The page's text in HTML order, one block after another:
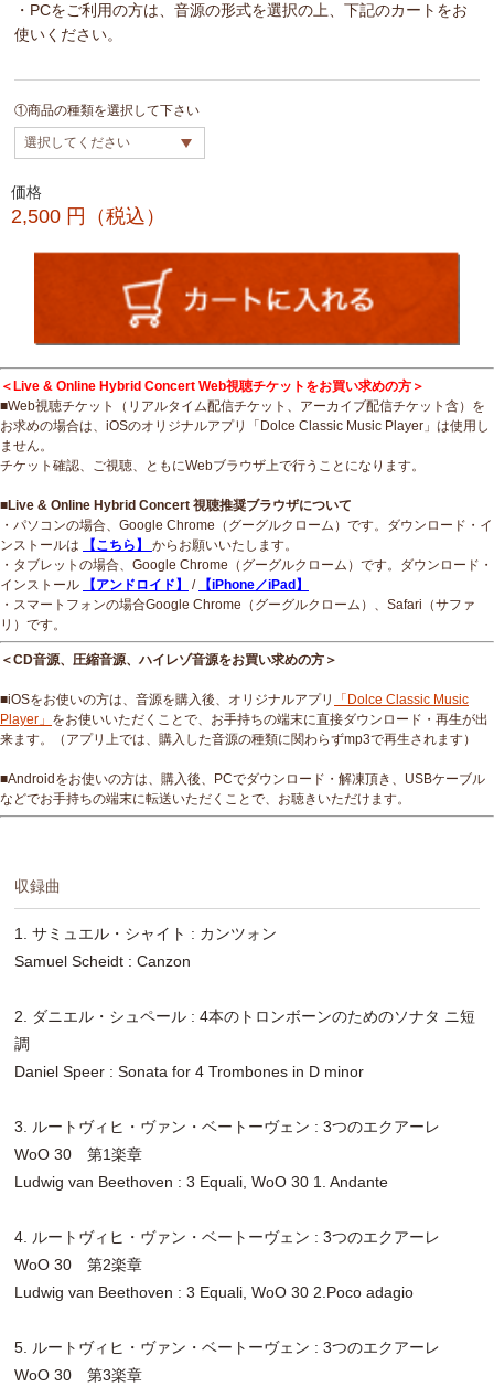
・PCをご利用の方は、音源の形式を選択の上、下記のカートをお
使いください。
①商品の種類を選択して下さい
価格
2,500 円（税込）
＜Live & Online Hybrid Concert Web視聴チケットをお買い求めの方＞
■Web視聴チケット（リアルタイム配信チケット、アーカイブ配信チケット含）を
お求めの場合は、iOSのオリジナルアプリ「Dolce Classic Music Player」は使用し
ません。
チケット確認、ご視聴、ともにWebブラウザ上で行うことになります。
■Live & Online Hybrid Concert 視聴推奨ブラウザについて
・パソコンの場合、Google Chrome（グーグルクローム）です。ダウンロード・イ
ンストールは
【こちら】
からお願いいたします。
・タブレットの場合、Google Chrome（グーグルクローム）です。ダウンロード・
インストール
【アンドロイド】 /
【iPhone／iPad】
・スマートフォンの場合Google Chrome（グーグルクローム）、Safari（サファ
リ）です。
＜CD音源、圧縮音源、ハイレゾ音源をお買い求めの方＞
■iOSをお使いの方は、音源を購入後、オリジナルアプリ
「Dolce Classic Music
Player」 をお使いいただくことで、お手持ちの端末に直接ダウンロード・再生が出
来ます。（アプリ上では、購入した音源の種類に関わらずmp3で再生されます）
■Androidをお使いの方は、購入後、PCでダウンロード・解凍頂き、USBケーブル
などでお手持ちの端末に転送いただくことで、お聴きいただけます。
収録曲
1. サミュエル・シャイト : カンツォン
Samuel Scheidt : Canzon
2. ダニエル・シュペール : 4本のトロンボーンのためのソナタ ニ短
調
Daniel Speer : Sonata for 4 Trombones in D minor
3. ルートヴィヒ・ヴァン・ベートーヴェン : 3つのエクアーレ
WoO 30 第1楽章
Ludwig van Beethoven : 3 Equali, WoO 30 1. Andante
4. ルートヴィヒ・ヴァン・ベートーヴェン : 3つのエクアーレ
WoO 30 第2楽章
Ludwig van Beethoven : 3 Equali, WoO 30 2.Poco adagio
5. ルートヴィヒ・ヴァン・ベートーヴェン : 3つのエクアーレ
WoO 30 第3楽章